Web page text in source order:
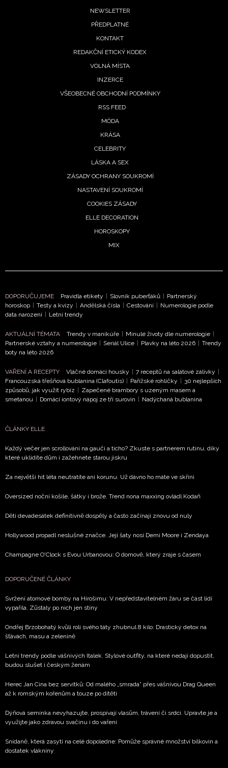
Přihlášením k newsletteru souhlasíte s
podmínkami společnosti BurdaMedia Extra s.r.o.
potvrzujete, že jste se seznámili se
Chcete navíc dostávat i další zajímavé a exkluzivní
informace od našich partnerů? Pokud souhlasíte se
soukromí BurdaMedia Extra s.r.o., zaškrtněte toto pole.
NEWSLETTER
PŘEDPLATNÉ
KONTAKT
REDAKČNÍ ETICKÝ KODEX
VOLNÁ MÍSTA
INZERCE
VŠEOBECNÉ OBCHODNÍ PODMÍNKY
RSS FEED
MÓDA
KRÁSA
CELEBRITY
LÁSKA A SEX
ZÁSADY OCHRANY SOUKROMÍ
NASTAVENÍ SOUKROMÍ
COOKIES ZÁSADY
ELLE DECORATION
HOROSKOPY
MIX
DOPORUČUJEME Pravidla etikety | Slovník puberťáků | Partnerský
horoskop | Testy a kvízy | Andělská čísla | Cestování | Numerologie podle
data narození | Letní trendy
AKTUÁLNÍ TÉMATA Trendy v manikúře | Minulé životy dle numerologie |
Partnerské vztahy a numerologie | Seriál Ulice | Plavky na léto 2026 | Trendy
boty na léto 2026
VAŘENÍ A RECEPTY Vláčné domácí housky | 7 receptů na salátové zálivky |
Francouzská třešňová bublanina (Clafoutis) | Pařížské rohlíčky | 30 nejlepších
způsobů, jak využít rybíz | Zapečené brambory s uzeným masem a
smetanou | Domácí iontový nápoj ze tří surovin | Nadýchaná bublanina
ČLÁNKY ELLE
Každý večer jen scrollování na gauči a ticho? Zkuste s partnerem rutinu, díky
které uklidíte dům i zažehnete starou jiskru
Za největší hit léta neutratíte ani korunu. Už dávno ho máte ve skříni
Oversized noční košile, šátky i brože. Trend nona maxxing ovládl Kodaň
Děti devadesátek definitivně dospěly a často začínají znovu od nuly
Hollywood propadl neslušné značce. Její šaty nosí Demi Moore i Zendaya
Champagne O'Clock s Evou Urbanovou: O domově, který zraje s časem
DOPORUČENÉ ČLÁNKY
Svržení atomové bomby na Hirošimu: V nepředstavitelném žáru se část lidí
vypařila. Zůstaly po nich jen stíny
Ondřej Brzobohatý kvůli roli svého táty zhubnul 8 kilo: Drastický detox na
šťávách, masu a zelenině
Letní trendy podle vášnivých Italek. Stylové outfity, na které nedají dopustit,
budou slušet i českým ženám
Herec Jan Cina bez servítků: Od malého „smrada” přes vášnivou Drag Queen
až k romským kořenům a touze po dítěti
Dýňová semínka nevyhazujte, prospívají vlasům, trávení či srdci. Upravte je a
využijte jako zdravou svačinu i do vaření
Snídaně, která zasytí na celé dopoledne: Pomůže správné množství bílkovin a
dostatek vlákniny